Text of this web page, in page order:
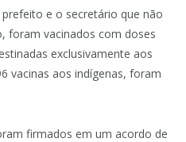
e o secretário que não
foram vacinados com doses
exclusivamente aos
vacinas aos indígenas, foram
firmados em um acordo de